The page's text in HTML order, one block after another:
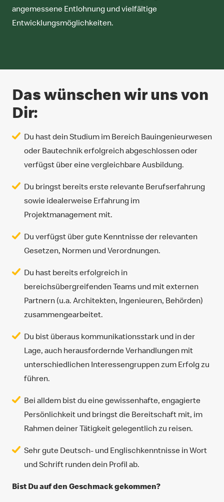
angemessene Entlohnung und vielfältige
Entwicklungsmöglichkeiten.
Das wünschen wir uns von
Dir:
Du hast dein Studium im Bereich Bauingenieurwesen
oder Bautechnik erfolgreich abgeschlossen oder
verfügst über eine vergleichbare Ausbildung.
Du bringst bereits erste relevante Berufserfahrung
sowie idealerweise Erfahrung im
Projektmanagement mit.
Du verfügst über gute Kenntnisse der relevanten
Gesetzen, Normen und Verordnungen.
Du hast bereits erfolgreich in
bereichsübergreifenden Teams und mit externen
Partnern (u.a. Architekten, Ingenieuren, Behörden)
zusammengearbeitet.
Du bist überaus kommunikationsstark und in der
Lage, auch herausfordernde Verhandlungen mit
unterschiedlichen Interessengruppen zum Erfolg zu
führen.
Bei alldem bist du eine gewissenhafte, engagierte
Persönlichkeit und bringst die Bereitschaft mit, im
Rahmen deiner Tätigkeit gelegentlich zu reisen.
Sehr gute Deutsch- und Englischkenntnisse in Wort
und Schrift runden dein Profil ab.
Bist Du auf den Geschmack gekommen?